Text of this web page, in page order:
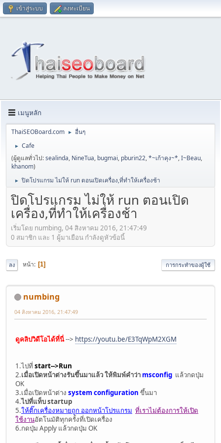
เข้าสู่ระบบ ลงทะเบียน
เมนูหลัก
ThaiSEOBoard.com ► อื่นๆ
►
Cafe
(ผู้ดูแลทั่วไป:sealinda, NineTua, bugmai, pburin22,*~เก้าคุง~*,I~Beau,
khanom)
► ปิดโปรแกรม ไม่ให้ run ตอนเปิดเครื่อง,ที่ทำให้เครื่องช้า
ปิดโปรแกรม ไม่ให้ run ตอนเปิด
เครื่อง,ที่ทำให้เครื่องช้า
เริ่มโดย numbing, 04 สิงหาคม 2016, 21:47:49
0 สมาชิก และ 1 ผู้มาเยือน กำลังดูหัวข้อนี้
ลง หน้า 1 การกระทำของผู้ใช้
numbing
04 สิงหาคม 2016, 21:47:49
ดูคลิปวิดีโอได้ที่นี่--> https://youtu.be/E3TqWpM2XGM
1.ไปที่ start-->Run
2.เมื่อเปิดหน้าต่างรันขึ้นมาแล้วให้พิมพ์คำว่า msconfig แล้วกดปุ่ม
OK
3.เมื่อเปิดหน้าต่าง system configuration ขึ้นมา
4.ไปที่แท็บ startup
5.ให้ติ๊กเครื่องหมายถูก ออกหน้าโปรแกรม ที่เราไม่ต้องการให้เปิด
ใช้งานอัตโนมัติทุกครั้งที่เปิดเครื่อง
6.กดปุ่ม Apply แล้วกดปุ่ม OK